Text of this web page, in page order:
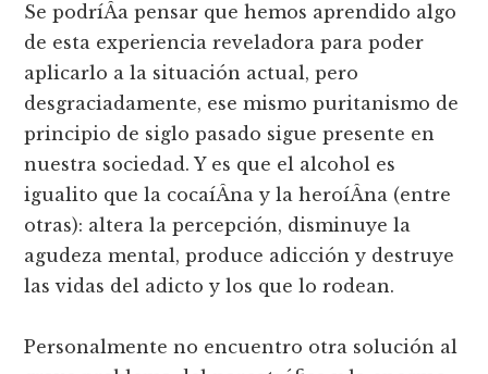
Se podrí­Â­a pensar que hemos aprendido algo
de esta experiencia reveladora para poder
aplicarlo a la situación actual, pero
desgraciadamente, ese mismo puritanismo de
principio de siglo pasado sigue presente en
nuestra sociedad. Y es que el alcohol es
igualito que la cocaí­Â­na y la heroí­Â­na (entre
otras): altera la percepción, disminuye la
agudeza mental, produce adicción y destruye
las vidas del adicto y los que lo rodean.
Personalmente no encuentro otra solución al